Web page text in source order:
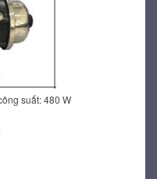
suất: 480 W